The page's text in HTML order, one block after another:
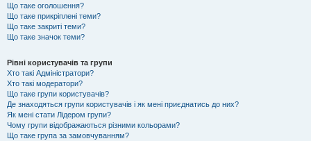
Що таке оголошення?
Що таке прикріплені теми?
Що таке закриті теми?
Що таке значок теми?
Рівні користувачів та групи
Хто такі Адміністратори?
Хто такі модератори?
Що таке групи користувачів?
Де знаходяться групи користувачів і як мені приєднатись до них?
Як мені стати Лідером групи?
Чому групи відображаються різними кольорами?
Що таке група за замовчуванням?